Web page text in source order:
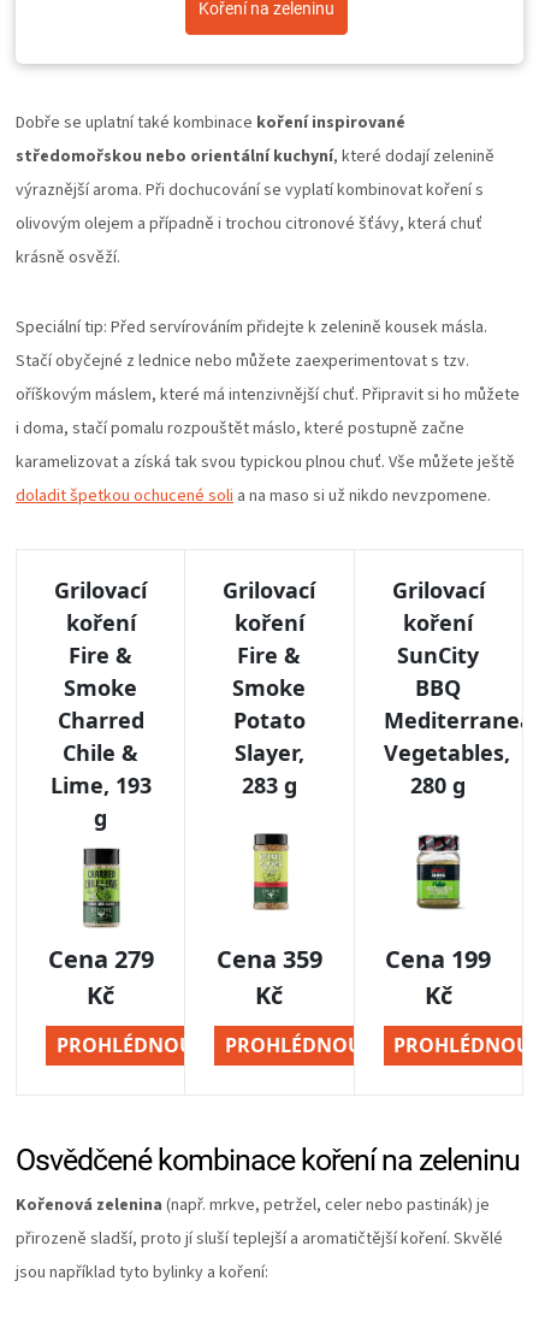
Koření na zeleninu
Dobře se uplatní také kombinace koření inspirované
středomořskou nebo orientální kuchyní, které dodají zelenině
výraznější aroma. Při dochucování se vyplatí kombinovat koření s
olivovým olejem a případně i trochou citronové šťávy, která chuť
krásně osvěží.
Speciální tip: Před servírováním přidejte k zelenině kousek másla.
Stačí obyčejné z lednice nebo můžete zaexperimentovat s tzv.
oříškovým máslem, které má intenzivnější chuť. Připravit si ho můžete
i doma, stačí pomalu rozpouštět máslo, které postupně začne
karamelizovat a získá tak svou typickou plnou chuť. Vše můžete ještě
doladit špetkou ochucené soli a na maso si už nikdo nevzpomene.
Osvědčené kombinace koření na zeleninu
Kořenová zelenina (např. mrkve, petržel, celer nebo pastinák) je
přirozeně sladší, proto jí sluší teplejší a aromatičtější koření. Skvělé
jsou například tyto bylinky a koření: